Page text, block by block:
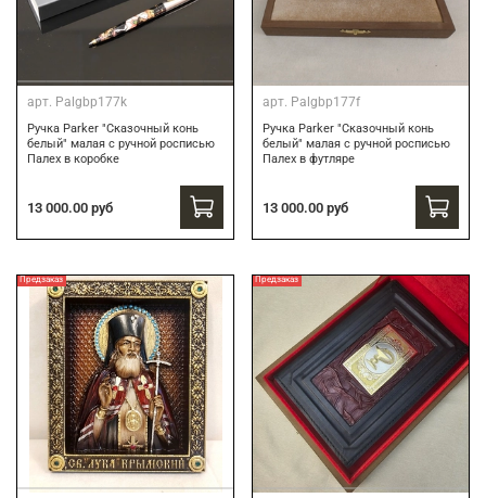
арт. Palgbp177k
Ручка Parker "Сказочный конь
белый" малая с ручной росписью
Палех в коробке
13 000.00 руб
арт. Palgbp177f
Ручка Parker "Сказочный конь
белый" малая с ручной росписью
Палех в футляре
13 000.00 руб
Предзаказ Предзаказ